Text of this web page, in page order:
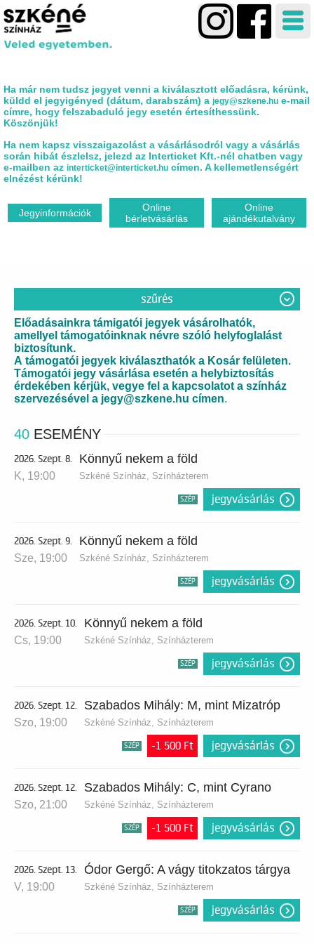
Ha már nem tudsz jegyet venni a kiválasztott előadásra, kérünk,
küldd el jegyigényed (dátum, darabszám) a jegy@szkene.hu e-mail
címre, hogy felszabaduló jegy esetén értesíthessünk.
Köszönjük!
Ha nem kapsz visszaigazolást a vásárlásodról vagy a vásárlás
során hibát észlelsz, jelezd az Interticket Kft.-nél chatben vagy
e-mailben az interticket@interticket.hu címen. A kellemetlenségért
elnézést kérünk!
Jegyinformációk
Online
bérletvásárlás
Online
ajándékutalvány